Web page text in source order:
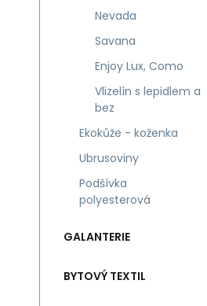
Nevada
Savana
Enjoy Lux, Como
Vlizelín s lepidlem a
bez
Ekokůže - koženka
Ubrusoviny
Podšívka
polyesterová
GALANTERIE
BYTOVÝ TEXTIL